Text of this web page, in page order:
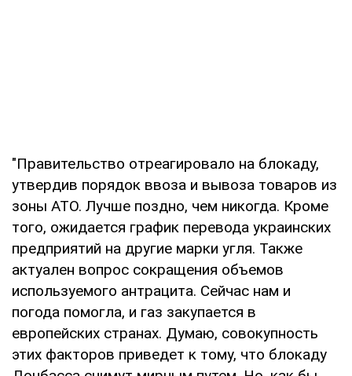
"Правительство отреагировало на блокаду,
утвердив порядок ввоза и вывоза товаров из
зоны АТО. Лучше поздно, чем никогда. Кроме
того, ожидается график перевода украинских
предприятий на другие марки угля. Также
актуален вопрос сокращения объемов
используемого антрацита. Сейчас нам и
погода помогла, и газ закупается в
европейских странах. Думаю, совокупность
этих факторов приведет к тому, что блокаду